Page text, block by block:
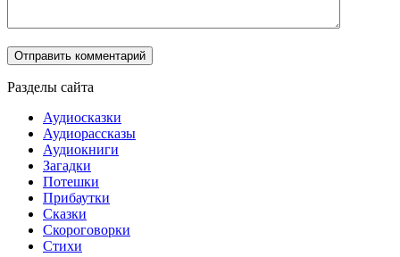
Разделы сайта
Аудиосказки
Аудиорассказы
Аудиокниги
Загадки
Потешки
Прибаутки
Сказки
Скороговорки
Стихи